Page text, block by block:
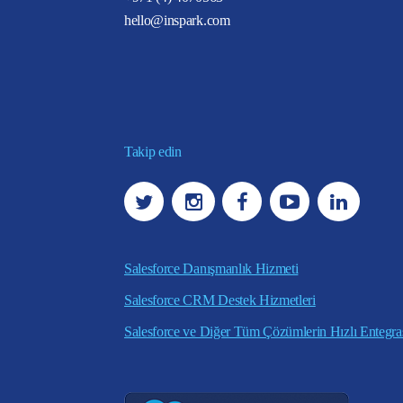
hello@inspark.com
Takip edin
Salesforce Danışmanlık Hizmeti
Salesforce CRM Destek Hizmetleri
Salesforce ve Diğer Tüm Çözümlerin Hızlı